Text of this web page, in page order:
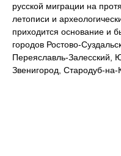
русской миграции на
летописи и
приходится основание и
городов Ростово-
Переяславль-Залесский,
Звенигород, Стародуб-